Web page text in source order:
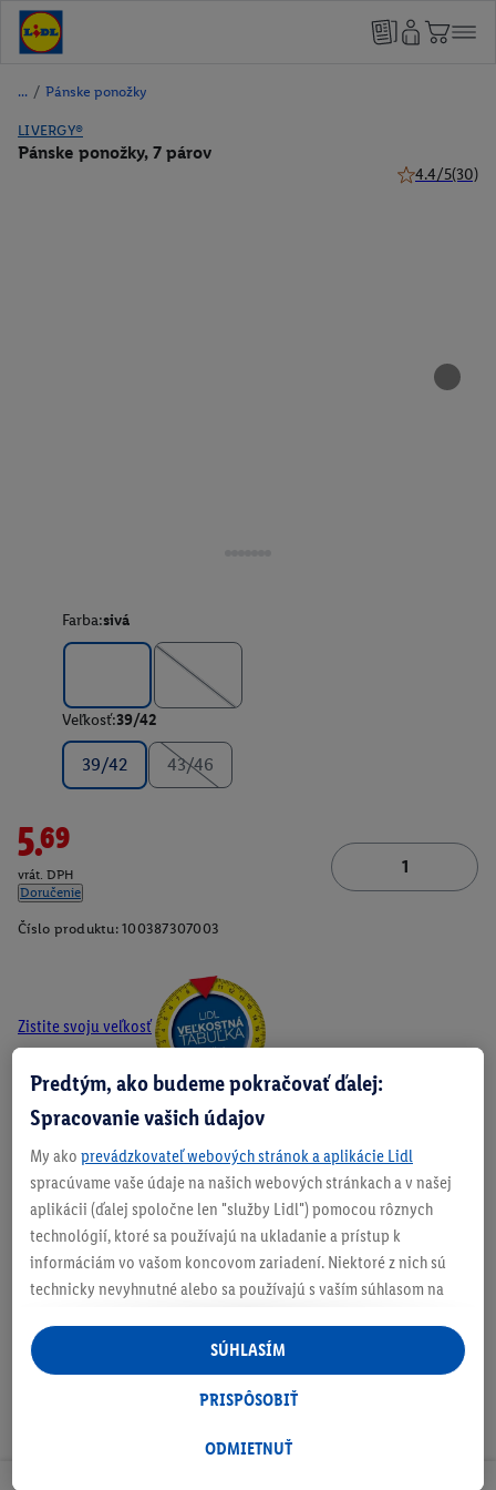
/ Pánske ponožky
LIVERGY®
Pánske ponožky, 7 párov
4.4/5(30)
Farba:sivá
Veľkosť:39/42
39/42 43/46
5.69
vrát. DPH
Doručenie
Číslo produktu: 100387307003
Zistite svoju veľkosť
O produkte
Podrobnosti o bezpečnosti produktu
Predtým, ako budeme pokračovať ďalej:
Spracovanie vašich údajov
My ako prevádzkovateľ webových stránok a aplikácie Lidl
spracúvame vaše údaje na našich webových stránkach a v našej
aplikácii (ďalej spoločne len "služby Lidl") pomocou rôznych
technológií, ktoré sa používajú na ukladanie a prístup k
informáciám vo vašom koncovom zariadení. Niektoré z nich sú
technicky nevyhnutné alebo sa používajú s vaším súhlasom na
personalizovanú reklamu v rámci služieb Lidl aj mimo nich. Ak
ste účastníkom programu Lidl Plus, na tieto účely sa spracúvajú
aj údaje z vášho nákupného správania v obchode.
následne si vytvoríte účet Lidl Plus alebo sa prihlásite do svojho
ODMIETNUŤ
PRISPÔSOBIŤ
SÚHLASÍM